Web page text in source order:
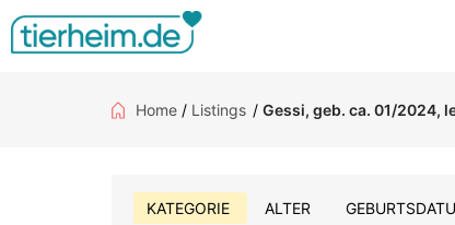
Home / Listings / Gessi, geb. ca. 01/2024,
KATEGORIE ALTER